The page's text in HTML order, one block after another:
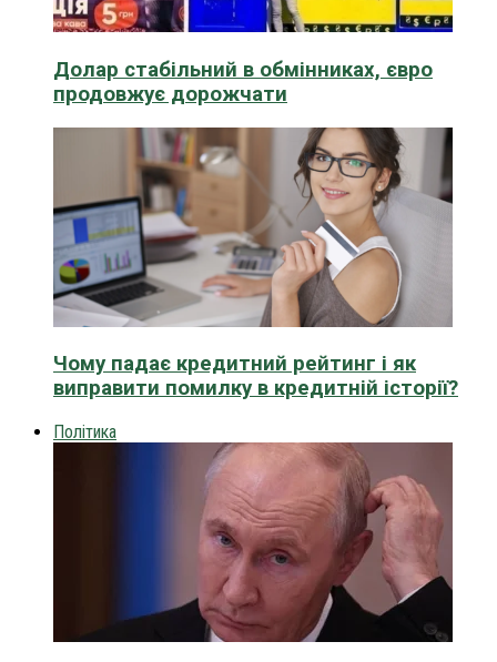
Долар стабільний в обмінниках, євро
продовжує дорожчати
Чому падає кредитний рейтинг і як
виправити помилку в кредитній історії?
Політика